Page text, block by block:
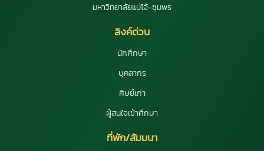
มหาวิทยาลัยแม่โจ้-ชุมพร
ลิงค์ด่วน
นักศึกษา
บุคลากร
ศิษย์เก่า
ผู้สนใจเข้าศึกษา
ที่พัก/สัมมนา